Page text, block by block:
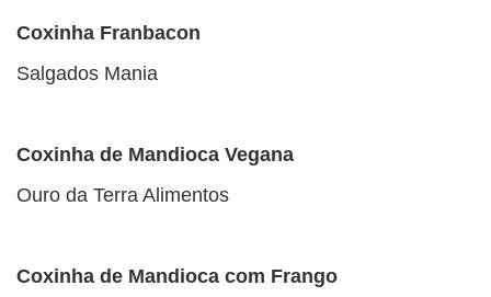
Coxinha Franbacon
Salgados Mania
Coxinha de Mandioca Vegana
Ouro da Terra Alimentos
Coxinha de Mandioca com Frango